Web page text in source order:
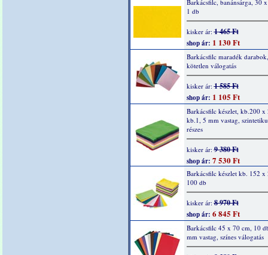
Barkácsfilc, banánsárga, 30
1 db
kisker ár:1 465 Ft
shop ár: 1 130 Ft
Barkácsfilc maradék
kötetlen válogatás
kisker ár:1 585 Ft
shop ár: 1 105 Ft
Barkácsfilc készlet, kb.200 x
kb.1, 5 mm vastag,
részes
kisker ár:9 380 Ft
shop ár: 7 530 Ft
Barkácsfilc készlet kb. 152 x
100 db
kisker ár:8 970 Ft
shop ár: 6 845 Ft
Barkácsfilc 45 x 70 cm, 10
mm vastag, színes válogatás